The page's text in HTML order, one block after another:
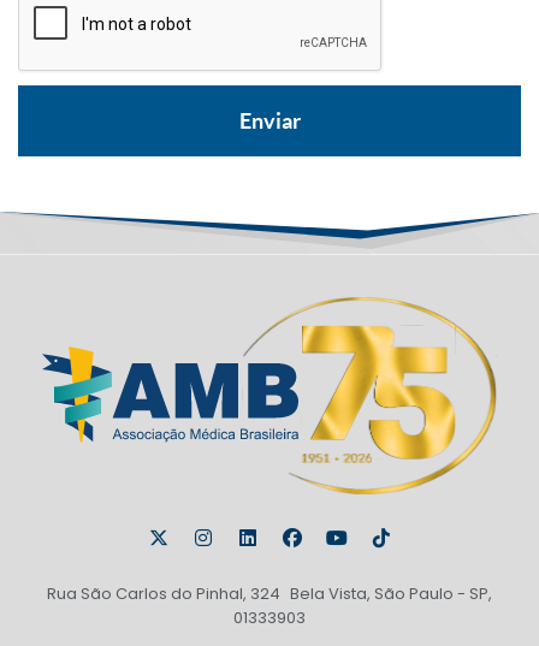
Rua São Carlos do Pinhal, 324 Bela Vista, São Paulo - SP,
01333903